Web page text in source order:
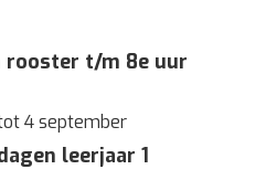
rooster t/m 8e uur
4 september
leerjaar 1